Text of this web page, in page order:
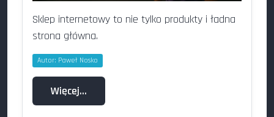
Sklep internetowy to nie tylko produkty i ładna
strona główna.
Autor: Paweł Nosko
Więcej…